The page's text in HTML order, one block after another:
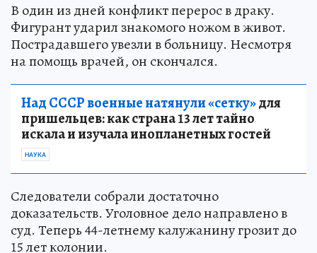
В один из дней конфликт перерос в драку.
Фигурант ударил знакомого ножом в живот.
Пострадавшего увезли в больницу. Несмотря
на помощь врачей, он скончался.
Над СССР военные натянули «сетку»для
пришельцев: как страна 13 лет тайно
искала и изучала инопланетных гостей
НАУКА
Следователи собрали достаточно
доказательств. Уголовное дело направлено в
суд. Теперь 44-летнему калужанину грозит до
15 лет колонии.